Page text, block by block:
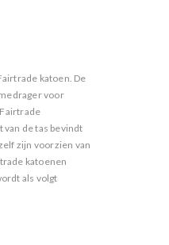
katoen. De
voor
van de tas bevindt
zijn voorzien van
katoenen
als volgt